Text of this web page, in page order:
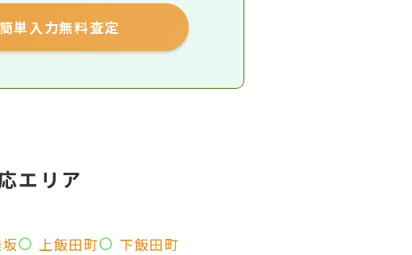
簡単入力無料査定
エリア
上飯田町
下飯田町